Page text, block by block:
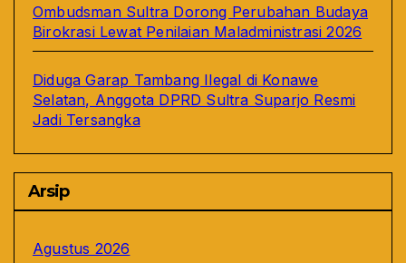
Ombudsman Sultra Dorong Perubahan Budaya
Birokrasi Lewat Penilaian Maladministrasi 2026
Diduga Garap Tambang Ilegal di Konawe
Selatan, Anggota DPRD Sultra Suparjo Resmi
Jadi Tersangka
Arsip
Agustus 2026